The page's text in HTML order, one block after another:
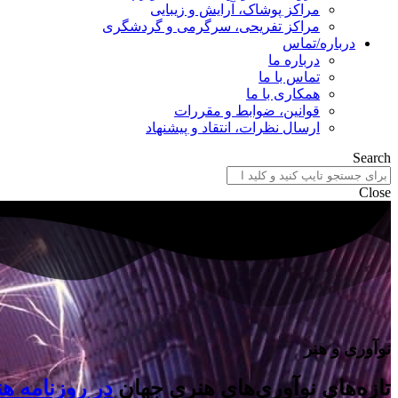
مراکز پوشاک، آرایش و زیبایی
مراکز تفریحی، سرگرمی و گردشگری
درباره/تماس
درباره ما
تماس با ما
همکاری با ما
قوانین، ضوابط و مقررات
ارسال نظرات، انتقاد و پیشنهاد
Search
Close
نوآوری و هنر
تازه‌های نوآوری‌های هنری جهاندر روزنامه